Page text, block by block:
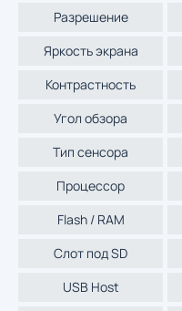
Разрешение
Яркость экрана
Контрастность
Угол обзора
Тип сенсора
Процессор
Flash / RAM
Слот под SD
USB Host